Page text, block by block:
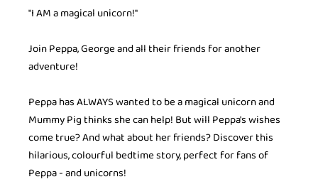
"I AM a magical unicorn!"
Join Peppa, George and all their friends for another
adventure!
Peppa has ALWAYS wanted to be a magical unicorn and
Mummy Pig thinks she can help! But will Peppa's wishes
come true? And what about her friends? Discover this
hilarious, colourful bedtime story, perfect for fans of
Peppa - and unicorns!